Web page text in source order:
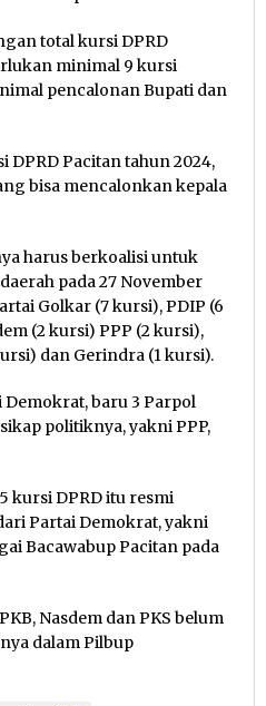
total kursi DPRD
minimal 9 kursi
pencalonan Bupati dan
Pacitan tahun 2024,
bisa mencalonkan kepala
harus berkoalisi untuk
pada 27 November
Golkar (7 kursi), PDIP (6
(2 kursi) PPP (2 kursi),
dan Gerindra (1 kursi).
baru 3 Parpol
politiknya, yakni PPP,
kursi DPRD itu resmi
Partai Demokrat, yakni
Bacawabup Pacitan pada
Nasdem dan PKS belum
dalam Pilbup